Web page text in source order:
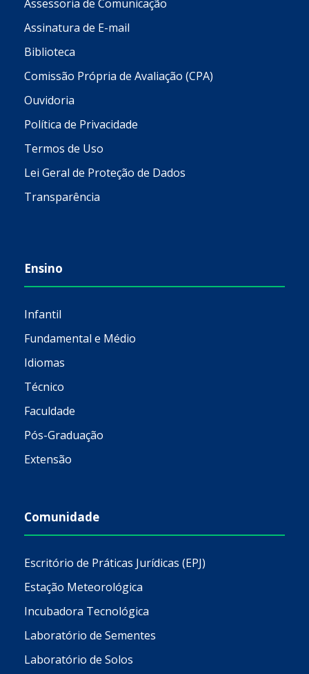
Assessoria de Comunicação
Assinatura de E-mail
Biblioteca
Comissão Própria de Avaliação (CPA)
Ouvidoria
Política de Privacidade
Termos de Uso
Lei Geral de Proteção de Dados
Transparência
Ensino
Infantil
Fundamental e Médio
Idiomas
Técnico
Faculdade
Pós-Graduação
Extensão
Comunidade
Escritório de Práticas Jurídicas (EPJ)
Estação Meteorológica
Incubadora Tecnológica
Laboratório de Sementes
Laboratório de Solos